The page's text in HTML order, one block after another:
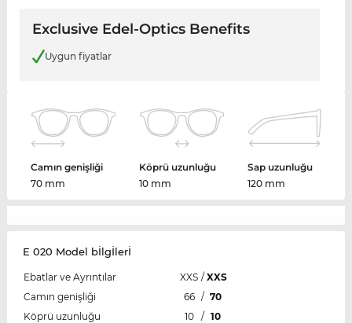
Exclusive Edel-Optics Benefits
Uygun fiyatlar
Camın genişliği
70 mm
Köprü uzunluğu
10 mm
Sap uzunluğu
120 mm
E 020 Model bİlgİlerİ
Ebatlar ve Ayrıntılar XXS / XXS
Camın genişliği
66 / 70
Köprü uzunluğu
10 / 10